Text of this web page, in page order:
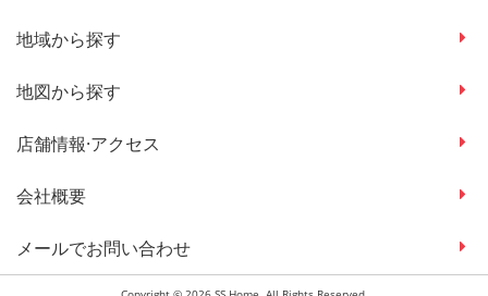
地域から探す
地図から探す
店舗情報·アクセス
会社概要
メールでお問い合わせ